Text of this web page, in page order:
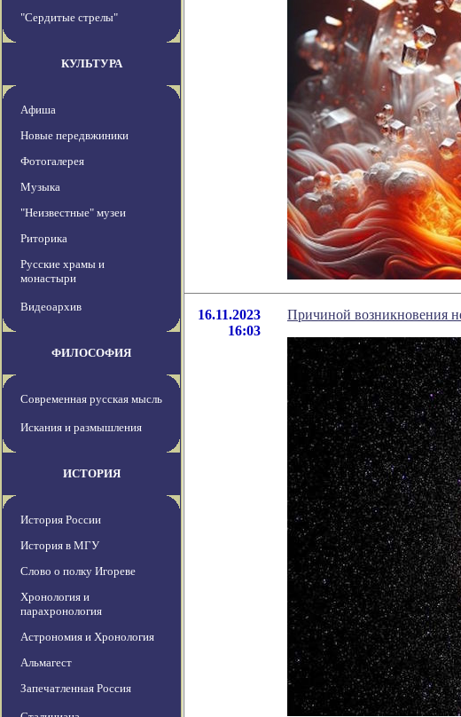
"Сердитые стрелы"
КУЛЬТУРА
Афиша
Новые передвжиники
Фотогалерея
Музыка
"Неизвестные" музеи
Риторика
Русские храмы и
монастыри
Видеоархив
ФИЛОСОФИЯ
Современная русская мысль
Искания и размышления
ИСТОРИЯ
История России
История в МГУ
Слово о полку Игореве
Хронология и
парахронология
Астрономия и Хронология
Альмагест
Запечатленная Россия
16.11.2023
16:03
Причиной возникновения